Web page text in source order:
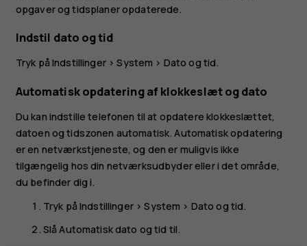
opgaver og tidsplaner opdaterede.
Indstil dato og tid
Tryk påIndstillinger>System > Dato og tid.
Automatisk opdatering af klokkeslæt og dato
Du kan indstille telefonen til at opdatere klokkeslættet,
datoen og tidszonen automatisk. Automatisk opdatering
er en netværkstjeneste, og den er muligvis ikke
tilgængelig hos din netværksudbyder eller i det område,
du befinder dig i.
Tryk påIndstillinger>System > Dato og tid.
SlåAutomatisk dato og tid til.